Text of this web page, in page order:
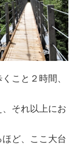
こと２時間、
それ以上にお
ど、ここ大台